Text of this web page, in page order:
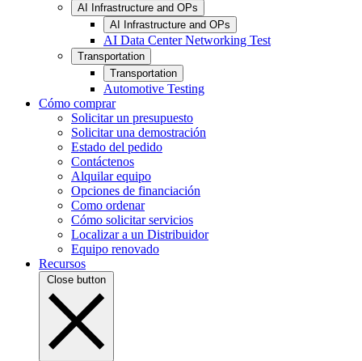
AI Infrastructure and OPs
AI Infrastructure and OPs
AI Data Center Networking Test
Transportation
Transportation
Automotive Testing
Cómo comprar
Solicitar un presupuesto
Solicitar una demostración
Estado del pedido
Contáctenos
Alquilar equipo
Opciones de financiación
Como ordenar
Cómo solicitar servicios
Localizar a un Distribuidor
Equipo renovado
Recursos
Close button